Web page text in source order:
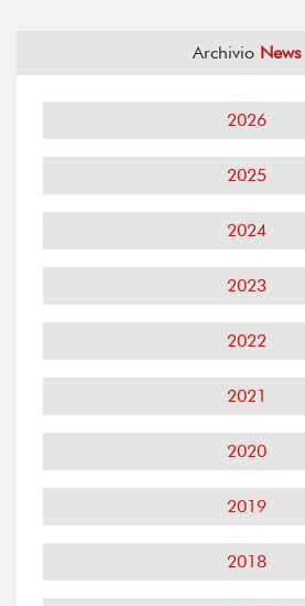
Archivio News
2026
2025
2024
2023
2022
2021
2020
2019
2018